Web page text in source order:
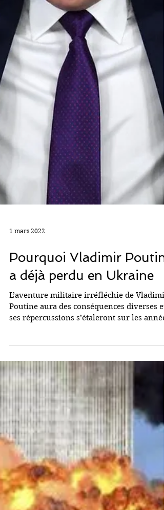
Pourquoi Vladimir
a déjà perdu en Ukraine
L’aventure militaire irréfléchie de Vladimir
Poutine aura des conséquences diverses et
ses répercussions s’étaleront sur les
à...